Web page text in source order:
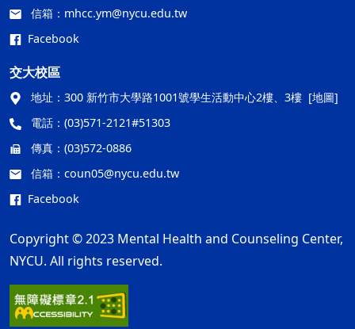
信箱： mhcc.ym@nycu.edu.tw
Facebook
交大校區
地址： 300 新竹市大學路1001號學生活動中心2樓、3樓 [地圖]
電話： (03)571-2121#51303
傳真： (03)572-0886
信箱： coun05@nycu.edu.tw
Facebook
Copyright © 2023 Mental Health and Counseling Center,
NYCU. All rights reserved.